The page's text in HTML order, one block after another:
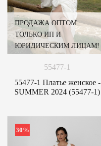
ПРОДАЖА ОПТОМ
ТОЛЬКО ИП И
ЮРИДИЧЕСКИМ ЛИЦАМ!
55477-1
55477-1 Платье женское -
SUMMER 2024 (55477-1)
30%